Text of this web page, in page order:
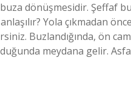
buza dönüşmesidir. Şeffaf
Yola çıkmadan
Buzlandığında, ön
meydana gelir.